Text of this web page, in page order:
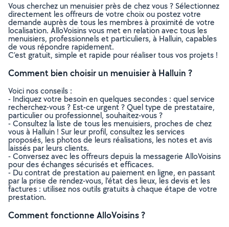
Vous cherchez un menuisier près de chez vous ? Sélectionnez
directement les offreurs de votre choix ou postez votre
demande auprès de tous les membres à proximité de votre
localisation. AlloVoisins vous met en relation avec tous les
menuisiers, professionnels et particuliers, à Halluin, capables
de vous répondre rapidement.
C’est gratuit, simple et rapide pour réaliser tous vos projets !
Comment bien choisir un menuisier à Halluin ?
Voici nos conseils :
- Indiquez votre besoin en quelques secondes : quel service
recherchez-vous ? Est-ce urgent ? Quel type de prestataire,
particulier ou professionnel, souhaitez-vous ?
- Consultez la liste de tous les menuisiers, proches de chez
vous à Halluin ! Sur leur profil, consultez les services
proposés, les photos de leurs réalisations, les notes et avis
laissés par leurs clients.
- Conversez avec les offreurs depuis la messagerie AlloVoisins
pour des échanges sécurisés et efficaces.
- Du contrat de prestation au paiement en ligne, en passant
par la prise de rendez-vous, l’état des lieux, les devis et les
factures : utilisez nos outils gratuits à chaque étape de votre
prestation.
Comment fonctionne AlloVoisins ?